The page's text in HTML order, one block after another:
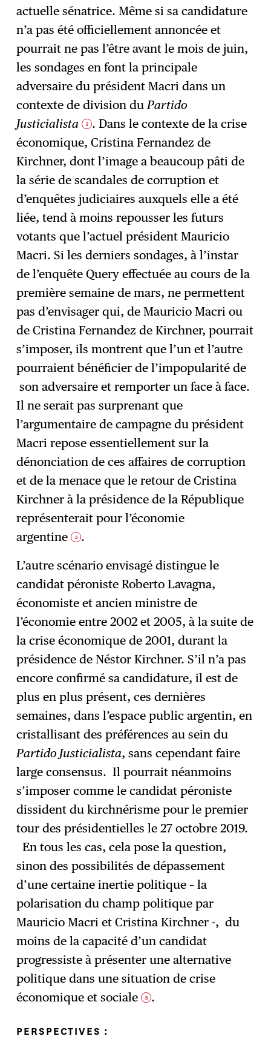
actuelle sénatrice. Même si sa candidature
n’a pas été officiellement annoncée et
pourrait ne pas l’être avant le mois de juin,
les sondages en font la principale
adversaire du président Macri dans un
contexte de division duPartido
Justicialista
3 . Dans le contexte de la crise
économique, Cristina Fernandez de
Kirchner, dont l’image a beaucoup pâti de
la série de scandales de corruption et
d’enquêtes judiciaires auxquels elle a été
liée, tend à moins repousser les futurs
votants que l’actuel président Mauricio
Macri. Si les derniers sondages, à l’instar
de l’enquête Query effectuée au cours de la
première semaine de mars, ne permettent
pas d’envisager qui, de Mauricio Macri ou
de Cristina Fernandez de Kirchner, pourrait
s’imposer, ils montrent que l’un et l’autre
pourraient bénéficier de l’impopularité de
son adversaire et remporter un face à face.
Il ne serait pas surprenant que
l’argumentaire de campagne du président
Macri repose essentiellement sur la
dénonciation de ces affaires de corruption
et de la menace que le retour de Cristina
Kirchner à la présidence de la République
représenterait pour l’économie
argentine 4 .
L’autre scénario envisagé distingue le
candidat péroniste Roberto Lavagna,
économiste et ancien ministre de
l’économie entre 2002 et 2005, à la suite de
la crise économique de 2001, durant la
présidence de Néstor Kirchner. S’il n’a pas
encore confirmé sa candidature, il est de
plus en plus présent, ces dernières
semaines, dans l’espace public argentin, en
cristallisant des préférences au sein du
Partido Justicialista, sans cependant faire
large consensus. Il pourrait néanmoins
s’imposer comme le candidat péroniste
dissident du kirchnérisme pour le premier
tour des présidentielles le 27 octobre 2019.
En tous les cas, cela pose la question,
sinon des possibilités de dépassement
d’une certaine inertie politique – la
polarisation du champ politique par
Mauricio Macri et Cristina Kirchner -, du
moins de la capacité d’un candidat
progressiste à présenter une alternative
politique dans une situation de crise
économique et sociale 5 .
PERSPECTIVES :